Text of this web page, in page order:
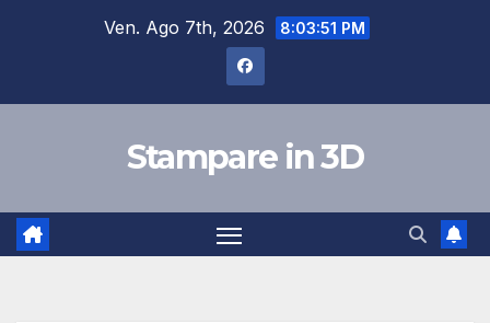
Ven. Ago 7th, 2026 8:03:52 PM
Stampare in 3D